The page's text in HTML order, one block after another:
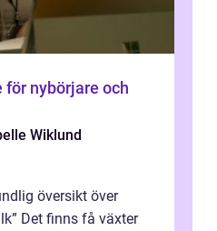
för nybörjare och
Wiklund
översikt över
Det finns få växter